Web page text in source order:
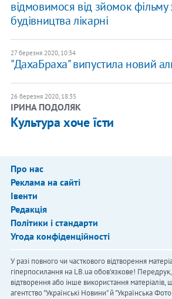
відмовимося від зйомок фільму
будівництва лікарні
27 березня 2020, 10:34
"ДахаБраха" випустила новий
26 березня 2020, 18:35
ІРИНА ПОДОЛЯК
Культура хоче їсти
Про нас
Реклама на сайті
Івенти
Редакція
Політики і стандарти
Угода конфіденційності
У разі повного чи часткового відтворення
гіперпосилання на LB.ua обов'язкове!
відтворення або інше використання матеріалів,
агентство "Українськi Новини" й "Українська